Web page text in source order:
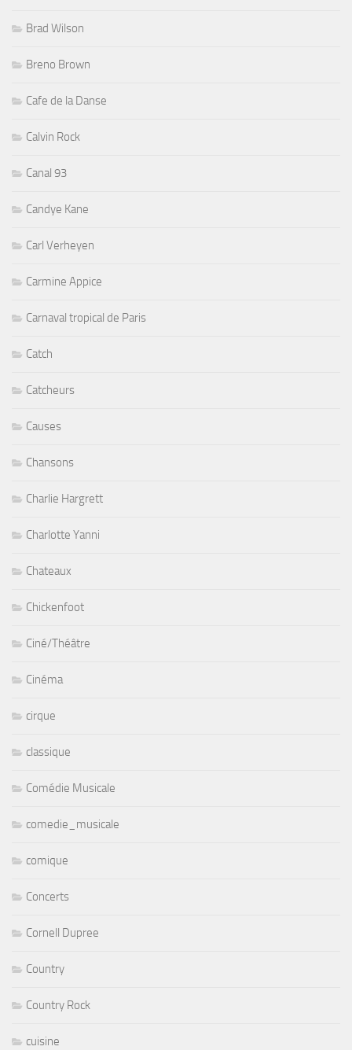
Brad Wilson
Breno Brown
Cafe de la Danse
Calvin Rock
Canal 93
Candye Kane
Carl Verheyen
Carmine Appice
Carnaval tropical de Paris
Catch
Catcheurs
Causes
Chansons
Charlie Hargrett
Charlotte Yanni
Chateaux
Chickenfoot
Ciné/Théâtre
Cinéma
cirque
classique
Comédie Musicale
comedie_musicale
comique
Concerts
Cornell Dupree
Country
Country Rock
cuisine